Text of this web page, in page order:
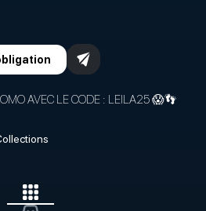
AVEC LE CODE : LEILA25 😱👣